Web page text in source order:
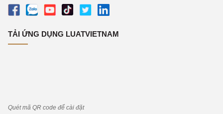
TẢI ỨNG DỤNG LUATVIETNAM
Quét mã QR code để cài đặt